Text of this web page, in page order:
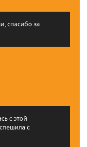
спасибо за
с этой
с